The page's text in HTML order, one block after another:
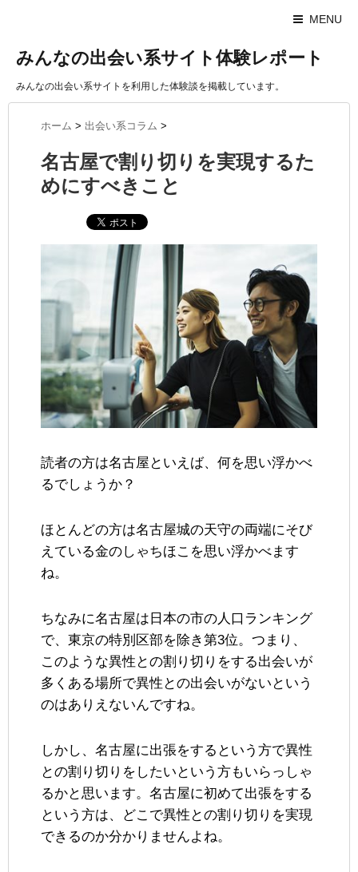
MENU
みんなの出会い系サイト体験レポート
みんなの出会い系サイトを利用した体験談を掲載しています。
ホーム > 出会い系コラム >
名古屋で割り切りを実現するた
めにすべきこと
読者の方は名古屋といえば、何を思い浮かべ
るでしょうか？
ほとんどの方は名古屋城の天守の両端にそび
えている金のしゃちほこを思い浮かべます
ね。
ちなみに名古屋は日本の市の人口ランキング
で、東京の特別区部を除き第3位。つまり、
このような異性との割り切りをする出会いが
多くある場所で異性との出会いがないという
のはありえないんですね。
しかし、名古屋に出張をするという方で異性
との割り切りをしたいという方もいらっしゃ
るかと思います。名古屋に初めて出張をする
という方は、どこで異性との割り切りを実現
できるのか分かりませんよね。